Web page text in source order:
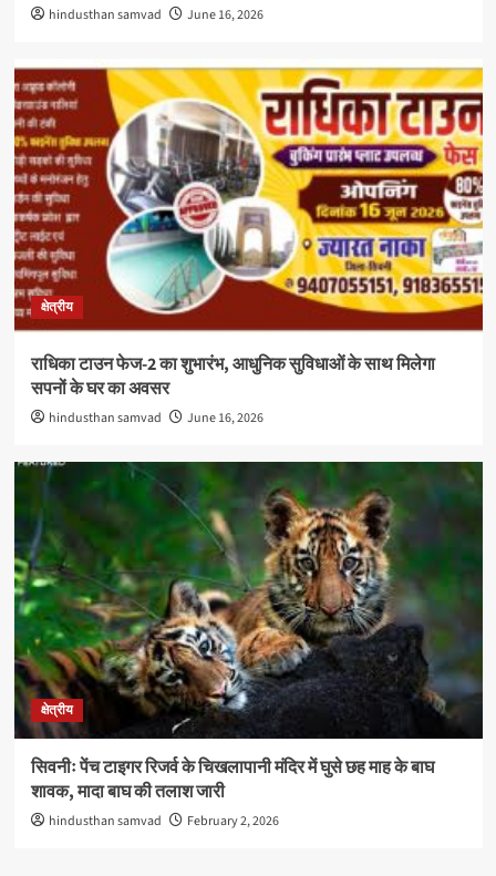
hindusthan samvad June 16, 2026
क्षेत्रीय
राधिका टाउन फेज-2 का शुभारंभ, आधुनिक सुविधाओं के साथ मिलेगा
सपनों के घर का अवसर
hindusthan samvad June 16, 2026
क्षेत्रीय
सिवनीः पेंच टाइगर रिजर्व के चिखलापानी मंदिर में घुसे छह माह के बाघ
शावक, मादा बाघ की तलाश जारी
hindusthan samvad February 2, 2026